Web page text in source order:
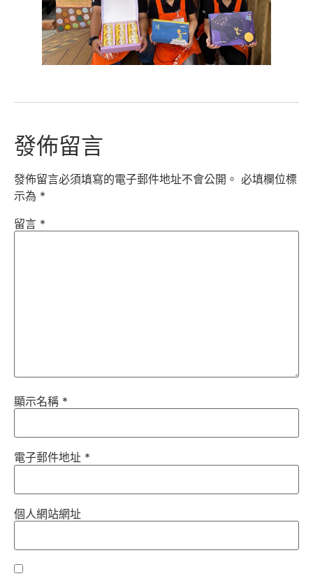
發佈留言
發佈留言必須填寫的電子郵件地址不會公開。 必填欄位標
示為 *
留言 *
顯示名稱 *
電子郵件地址 *
個人網站網址